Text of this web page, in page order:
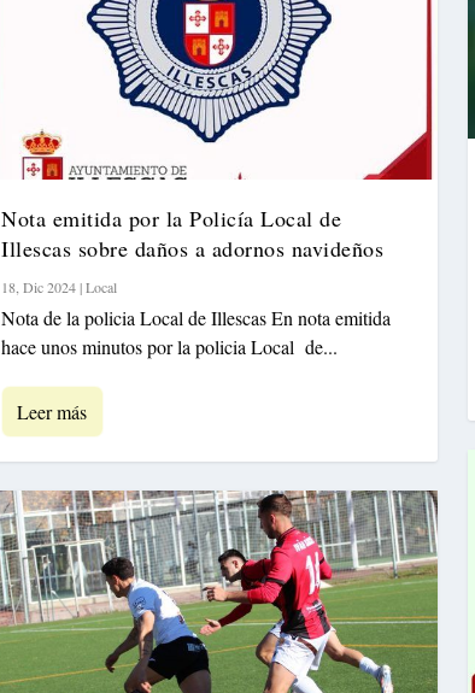
Nota emitida por la Policía Local de
Illescas sobre daños a adornos navideños
18, Dic 2024|Local
Nota de la policia Local de Illescas En nota emitida
hace unos minutos por la policia Local de...
Leer más